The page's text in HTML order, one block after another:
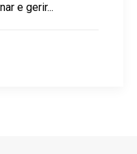
e gerir...